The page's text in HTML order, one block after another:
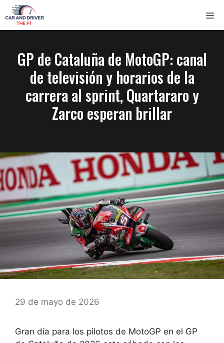
Saltar
al
contenido
GP de Cataluña de MotoGP: canal
de televisión y horarios de la
carrera al sprint, Quartararo y
Zarco esperan brillar
29 de mayo de 2026
Gran día para los pilotos de MotoGP en el GP